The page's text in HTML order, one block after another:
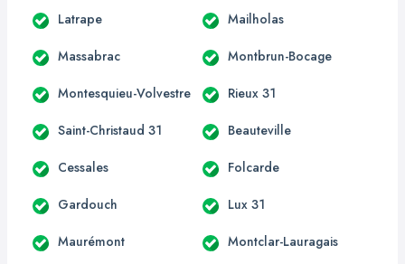
Latrape Mailholas
Massabrac Montbrun-Bocage
Montesquieu-Volvestre Rieux 31
Saint-Christaud 31 Beauteville
Cessales Folcarde
Gardouch Lux 31
Maurémont Montclar-Lauragais